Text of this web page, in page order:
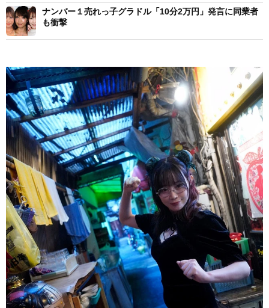
ナンバー１売れっ子グラドル「10分2万円」発言に同業者
も衝撃